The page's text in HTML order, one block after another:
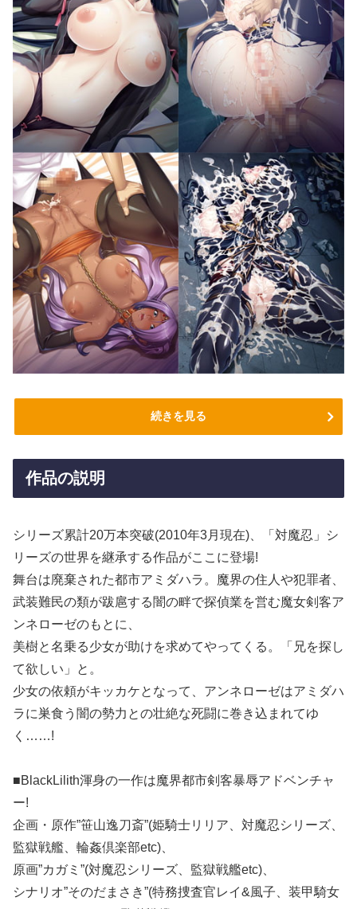
続きを見る
作品の説明
シリーズ累計20万本突破(2010年3月現在)、「対魔忍」シ
リーズの世界を継承する作品がここに登場!
舞台は廃棄された都市アミダハラ。魔界の住人や犯罪者、
武装難民の類が跋扈する闇の畔で探偵業を営む魔女剣客ア
ンネローゼのもとに、
美樹と名乗る少女が助けを求めてやってくる。「兄を探し
て欲しい」と。
少女の依頼がキッカケとなって、アンネローゼはアミダハ
ラに巣食う闇の勢力との壮絶な死闘に巻き込まれてゆ
く……!
■BlackLilith渾身の一作は魔界都市剣客暴辱アドベンチャ
ー!
企画・原作”笹山逸刀斎”(姫騎士リリア、対魔忍シリーズ、
監獄戦艦、輪姦倶楽部etc)、
原画”カガミ”(対魔忍シリーズ、監獄戦艦etc)、
シナリオ”そのだまさき”(特務捜査官レイ&風子、装甲騎女